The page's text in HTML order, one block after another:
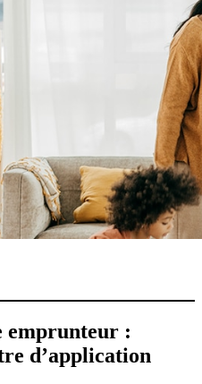
emprunteur :
d’application